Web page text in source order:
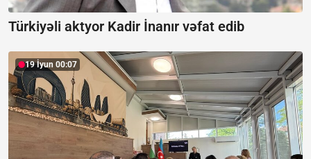
Türkiyəli aktyor Kadir İnanır vəfat edib
19 İyun 00:07